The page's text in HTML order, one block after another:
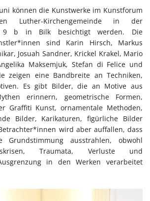
können die Kunstwerke im Kunstforum
Luther-Kirchengemeinde in der
9 b in Bilk besichtigt werden. Die
sind Karin Hirsch, Markus
Josuah Sandner, Krickel Krakel, Mario
Maksemjuk, Stefan di Felice und
zeigen eine Bandbreite an Techniken,
Es gibt Bilder, die an Motive aus
erinnern, geometrische Formen,
Graffiti Kunst, ornamentale Methoden,
Bilder, Karikaturen, figürliche Bilder
wird aber auffallen, dass
ausstrahlen, obwohl
Traumata, Verluste und
in den Werken verarbeitet